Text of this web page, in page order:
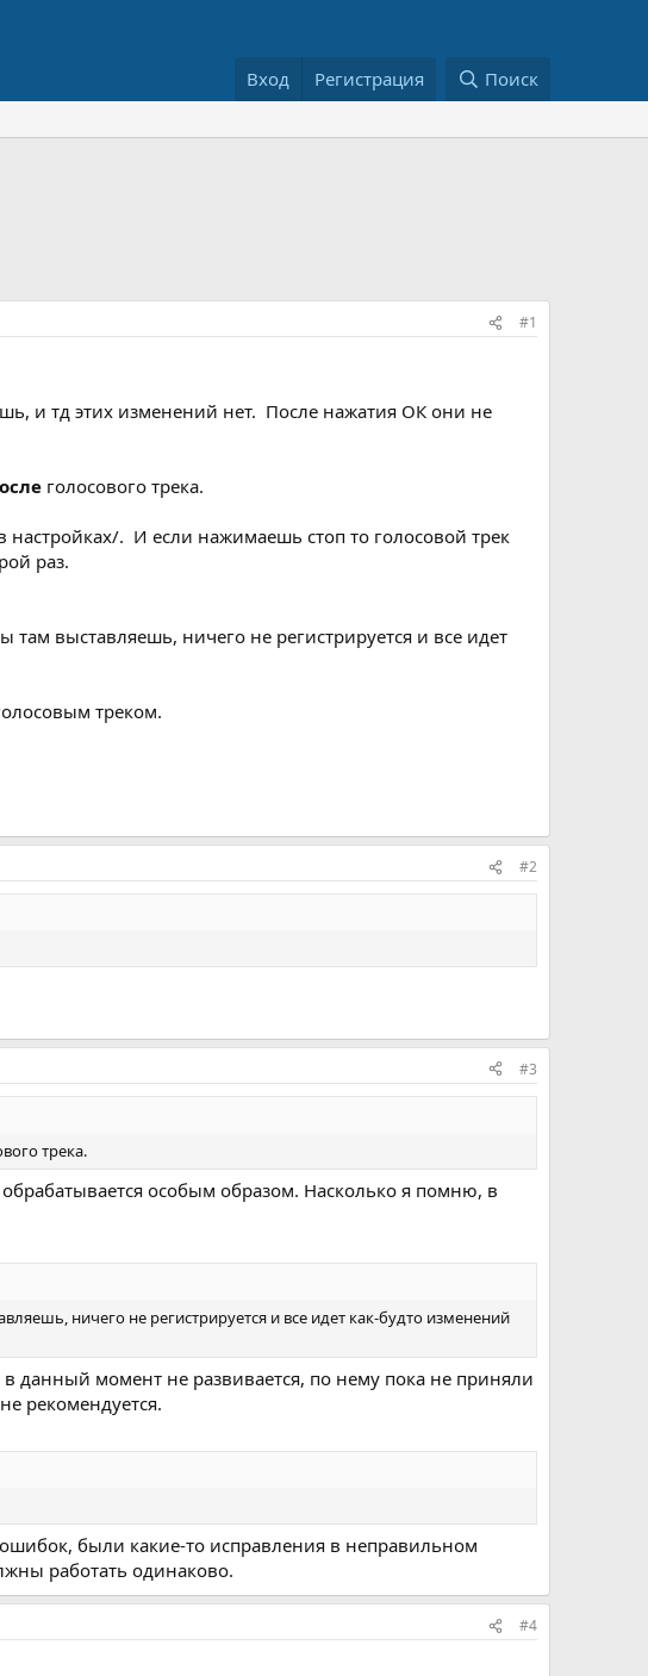
Вход Регистрация Поиск
#1
и тд этих изменений нет. После нажатия ОК они не
голосового трека.
. И если нажимаешь стоп то голосовой трек
раз.
выставляешь, ничего не регистрируется и все идет
треком.
#2
#3
трека.
особым образом. Насколько я помню, в
ничего не регистрируется и все идет как-будто изменений
данный момент не развивается, по нему пока не приняли
рекомендуется.
ошибок, были какие-то исправления в неправильном
работать одинаково.
#4